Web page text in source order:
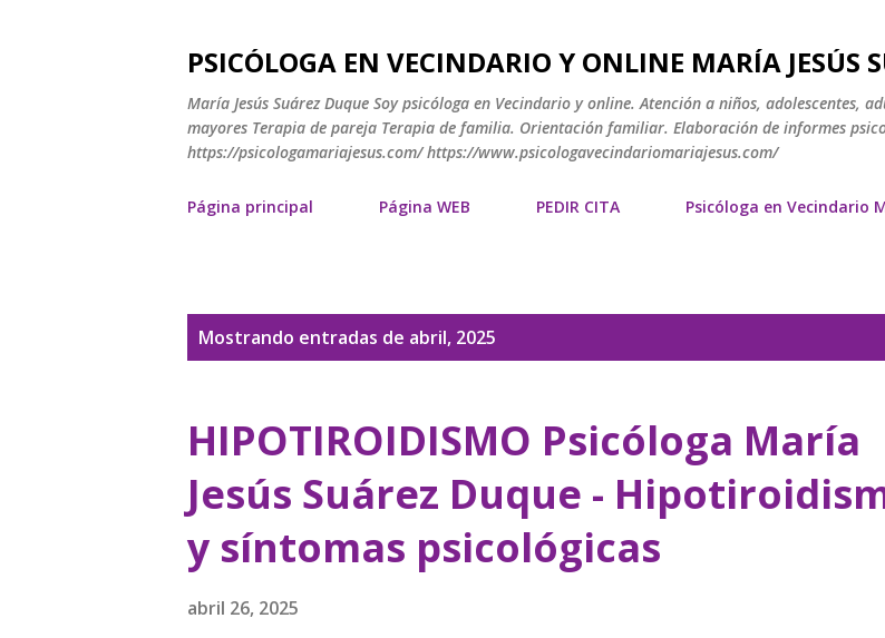
PSICÓLOGA EN VECINDARIO Y ONLINE MARÍA JESÚS
María Jesús Suárez Duque Soy psicóloga en Vecindario y online. Atención a niños, adolescentes,
mayores Terapia de pareja Terapia de familia. Orientación familiar. Elaboración de informes
https://psicologamariajesus.com/ https://www.psicologavecindariomariajesus.com/
Página principal Página WEB PEDIR CITA Psicóloga en Vecindario
Mostrando entradas de abril, 2025
HIPOTIROIDISMO Psicóloga María
Jesús Suárez Duque -
y síntomas psicológicas
abril 26, 2025